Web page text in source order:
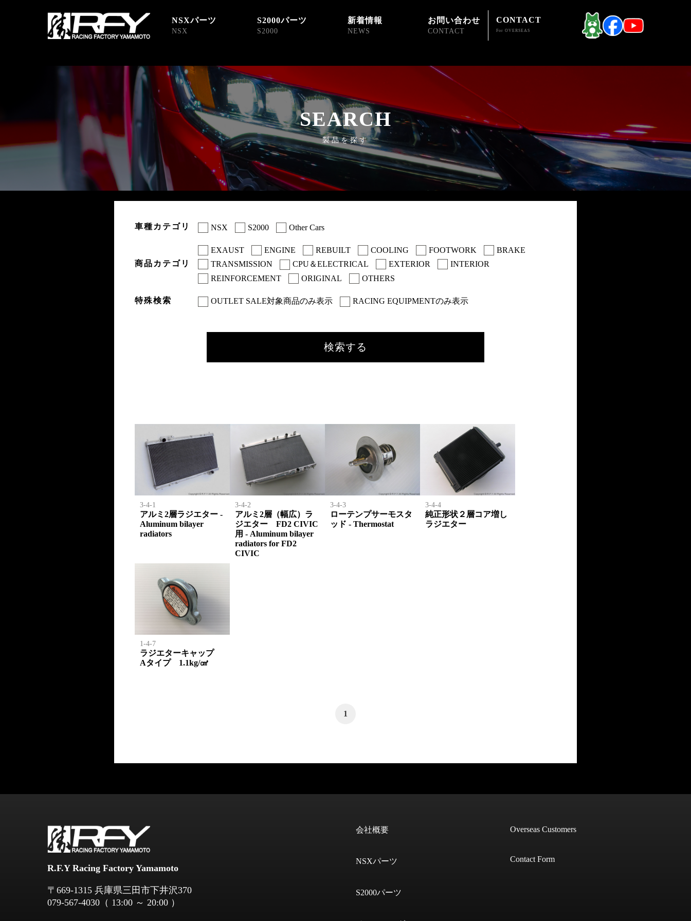
NSXパーツ
NSX
S2000パーツ
S2000
新着情報
NEWS
お問い合わせ
CONTACT
CONTACT
For OVERSEAS
SEARCH
製品を探す
車種カテゴリ NSX S2000 Other Cars
商品カテゴリ
EXAUST ENGINE REBUILT COOLING FOOTWORK
BRAKE
TRANSMISSION
CPU＆ELECTRICAL EXTERIOR
INTERIOR
REINFORCEMENT
ORIGINAL OTHERS
特殊検索 OUTLET SALE対象商品のみ表示 RACING EQUIPMENTのみ表示
3-4-1
アルミ2層ラジエター -
Aluminum bilayer
radiators
3-4-2
アルミ2層（幅広）ラ
ジエター FD2 CIVIC
用 - Aluminum bilayer
radiators for FD2
CIVIC
3-4-3
ローテンプサーモスタ
ッド - Thermostat
3-4-4
純正形状２層コア増し
ラジエター
1-4-7
ラジエターキャップ
Aタイプ 1.1kg/㎤
1
R.F.Y Racing Factory Yamamoto
​​​​​​​〒669-1315 兵庫県三田市下井沢370
079-567-4030（ 13:00 ～ 20:00 ）
会社概要
NSXパーツ
S2000パーツ
Overseas Customers
Contact Form